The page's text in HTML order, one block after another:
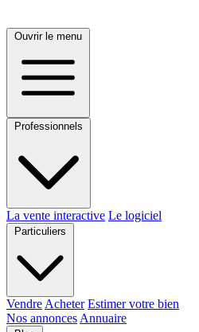
Ouvrir le menu
Professionnels
La vente interactive Le logiciel
Particuliers
Vendre Acheter Estimer votre bien
Nos annonces Annuaire